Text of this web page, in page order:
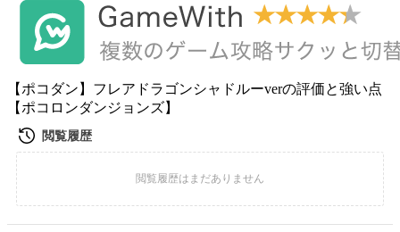
【ポコダン】フレアドラゴンシャドルーverの評価と強い点
【ポコロンダンジョンズ】